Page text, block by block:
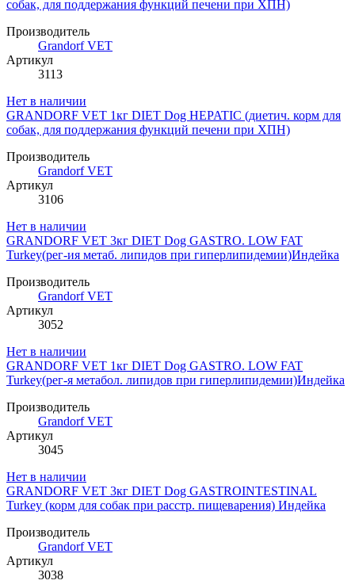
собак, для поддержания функций печени при ХПН)
Производитель
Grandorf VET
Артикул
3113
Нет в наличии
GRANDORF VET 1кг DIET Dog HEPATIC (диетич. корм для
собак, для поддержания функций печени при ХПН)
Производитель
Grandorf VET
Артикул
3106
Нет в наличии
GRANDORF VET 3кг DIET Dog GASTRO. LOW FAT
Turkey(рег-ия метаб. липидов при гиперлипидемии)Индейка
Производитель
Grandorf VET
Артикул
3052
Нет в наличии
GRANDORF VET 1кг DIET Dog GASTRO. LOW FAT
Turkey(рег-я метабол. липидов при гиперлипидемии)Индейка
Производитель
Grandorf VET
Артикул
3045
Нет в наличии
GRANDORF VET 3кг DIET Dog GASTROINTESTINAL
Turkey (корм для собак при расстр. пищеварения) Индейка
Производитель
Grandorf VET
Артикул
3038